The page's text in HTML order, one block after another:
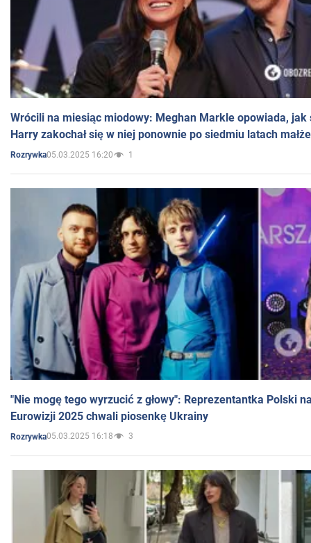
Wrócili na miesiąc miodowy: Meghan Markle opowiada, jak
Harry zakochał się w niej ponownie po siedmiu latach
Rozrywka05.03.2025 16:20 1
"Nie mogę tego wyrzucić z głowy": Reprezentantka Polski
Eurowizji 2025 chwali piosenkę Ukrainy
Rozrywka05.03.2025 16:18 3